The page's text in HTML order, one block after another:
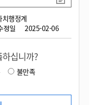
치행정계
정일 2025-02-06
하십니까?
불만족